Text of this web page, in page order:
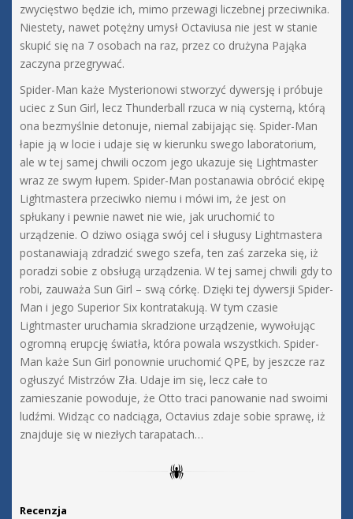
zwycięstwo będzie ich, mimo przewagi liczebnej przeciwnika.
Niestety, nawet potężny umysł Octaviusa nie jest w stanie
skupić się na 7 osobach na raz, przez co drużyna Pająka
zaczyna przegrywać.
Spider-Man każe Mysterionowi stworzyć dywersję i próbuje
uciec z Sun Girl, lecz Thunderball rzuca w nią cysterną, którą
ona bezmyślnie detonuje, niemal zabijając się. Spider-Man
łapie ją w locie i udaje się w kierunku swego laboratorium,
ale w tej samej chwili oczom jego ukazuje się Lightmaster
wraz ze swym łupem. Spider-Man postanawia obrócić ekipę
Lightmastera przeciwko niemu i mówi im, że jest on
spłukany i pewnie nawet nie wie, jak uruchomić to
urządzenie. O dziwo osiąga swój cel i sługusy Lightmastera
postanawiają zdradzić swego szefa, ten zaś zarzeka się, iż
poradzi sobie z obsługą urządzenia. W tej samej chwili gdy to
robi, zauważa Sun Girl – swą córkę. Dzięki tej dywersji Spider-
Man i jego Superior Six kontratakują. W tym czasie
Lightmaster uruchamia skradzione urządzenie, wywołując
ogromną erupcję światła, która powala wszystkich. Spider-
Man każe Sun Girl ponownie uruchomić QPE, by jeszcze raz
ogłuszyć Mistrzów Zła. Udaje im się, lecz całe to
zamieszanie powoduje, że Otto traci panowanie nad swoimi
ludźmi. Widząc co nadciąga, Octavius zdaje sobie sprawę, iż
znajduje się w niezłych tarapatach…
Recenzja